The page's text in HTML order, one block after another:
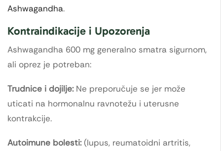
Ashwagandha.
Kontraindikacije i Upozorenja
Ashwagandha 600 mg generalno smatra sigurnom,
ali oprez je potreban:
Trudnice i dojilje:Ne preporučuje se jer može
uticati na hormonalnu ravnotežu i uterusne
kontrakcije.
Autoimune bolesti:(lupus, reumatoidni artritis,